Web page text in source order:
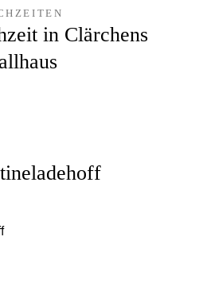
in Clärchens